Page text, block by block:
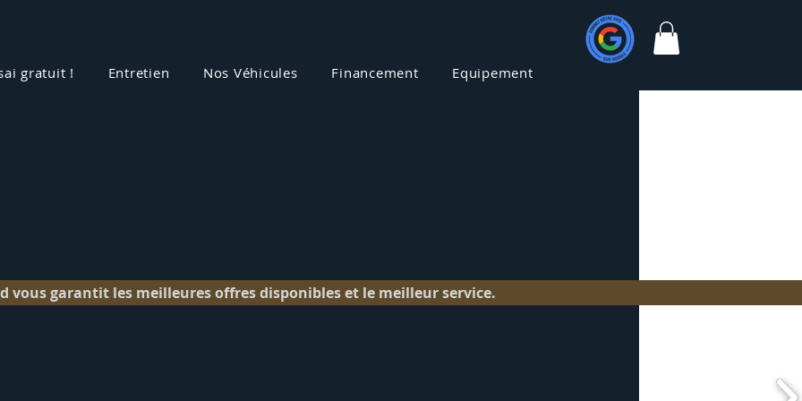
gratuit ! Entretien Nos Véhicules Financement Equipement
vous garantit les meilleures offres disponibles et le meilleur service.